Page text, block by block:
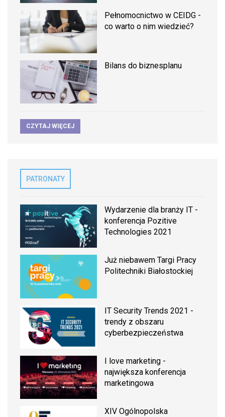
Pełnomocnictwo w CEIDG -
co warto o nim wiedzieć?
Bilans do biznesplanu
CZYTAJ WIĘCEJ
PATRONATY
Wydarzenie dla branży IT -
konferencja Pozitive
Technologies 2021
Już niebawem Targi Pracy
Politechniki Białostockiej
IT Security Trends 2021 -
trendy z obszaru
cyberbezpieczeństwa
I love marketing -
największa konferencja
marketingowa
XIV Ogólnopolska